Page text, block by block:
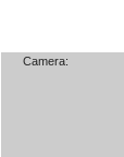
Camera: